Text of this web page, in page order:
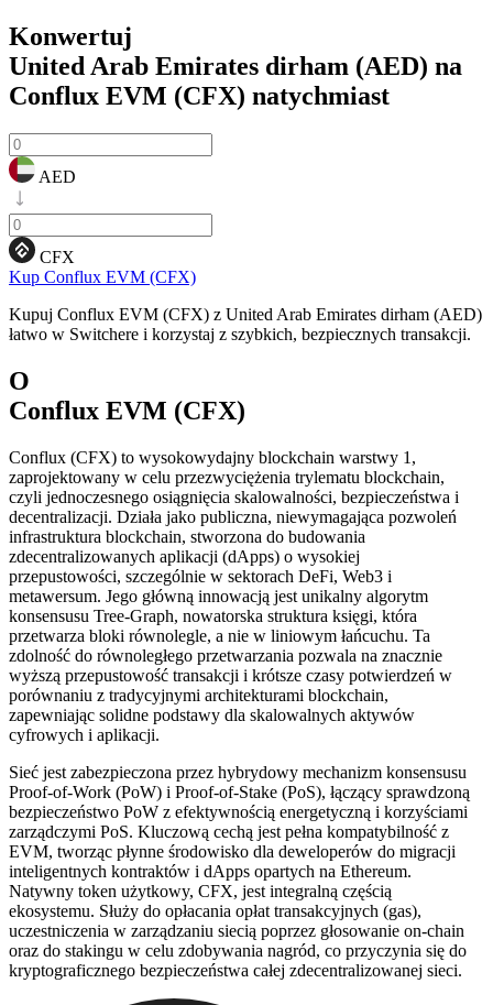
Konwertuj
United Arab Emirates dirham (AED) na
Conflux EVM (CFX) natychmiast
AED
CFX
Kup Conflux EVM (CFX)
Kupuj Conflux EVM (CFX) z United Arab Emirates dirham (AED)
łatwo w Switchere i korzystaj z szybkich, bezpiecznych transakcji.
O
Conflux EVM (CFX)
Conflux (CFX) to wysokowydajny blockchain warstwy 1,
zaprojektowany w celu przezwyciężenia trylematu blockchain,
czyli jednoczesnego osiągnięcia skalowalności, bezpieczeństwa i
decentralizacji. Działa jako publiczna, niewymagająca pozwoleń
infrastruktura blockchain, stworzona do budowania
zdecentralizowanych aplikacji (dApps) o wysokiej
przepustowości, szczególnie w sektorach DeFi, Web3 i
metawersum. Jego główną innowacją jest unikalny algorytm
konsensusu Tree-Graph, nowatorska struktura księgi, która
przetwarza bloki równolegle, a nie w liniowym łańcuchu. Ta
zdolność do równoległego przetwarzania pozwala na znacznie
wyższą przepustowość transakcji i krótsze czasy potwierdzeń w
porównaniu z tradycyjnymi architekturami blockchain,
zapewniając solidne podstawy dla skalowalnych aktywów
cyfrowych i aplikacji.
Sieć jest zabezpieczona przez hybrydowy mechanizm konsensusu
Proof-of-Work (PoW) i Proof-of-Stake (PoS), łączący sprawdzoną
bezpieczeństwo PoW z efektywnością energetyczną i korzyściami
zarządczymi PoS. Kluczową cechą jest pełna kompatybilność z
EVM, tworząc płynne środowisko dla deweloperów do migracji
inteligentnych kontraktów i dApps opartych na Ethereum.
Natywny token użytkowy, CFX, jest integralną częścią
ekosystemu. Służy do opłacania opłat transakcyjnych (gas),
uczestniczenia w zarządzaniu siecią poprzez głosowanie on-chain
oraz do stakingu w celu zdobywania nagród, co przyczynia się do
kryptograficznego bezpieczeństwa całej zdecentralizowanej sieci.